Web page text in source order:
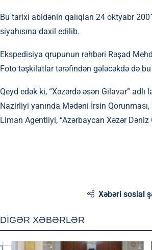
Bu tarixi abidənin qalıqları 24 oktyabr
siyahısına daxil edilib.
Ekspedisiya qrupunun rəhbəri Rəşad
Foto təşkilatlar tərəfindən gələcəkdə də
Qeyd edək ki, “Xəzərdə əsən Gilavar”
Nazirliyi yanında Mədəni İrsin
Liman Agentliyi, “Azərbaycan Xəzər
Xəbəri sosial
DİGƏR XƏBƏRLƏR